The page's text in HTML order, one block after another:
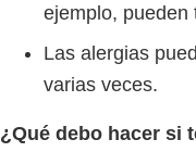
ejemplo, pueden
Las alergias
varias veces.
¿Qué debo hacer si